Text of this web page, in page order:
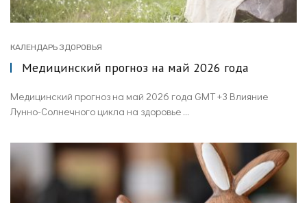
КАЛЕНДАРЬ ЗДОРОВЬЯ
Медицинский прогноз на май 2026 года
Медицинский прогноз на май 2026 года GMT +3 Влияние
Лунно-Солнечного цикла на здоровье ...